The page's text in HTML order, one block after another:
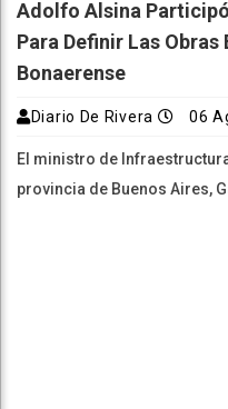
Adolfo Alsina
Para Definir Las
Bonaerense
Diario De Rivera 06
El ministro de
provincia de Buenos Aires,